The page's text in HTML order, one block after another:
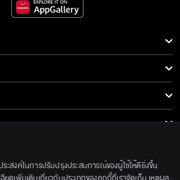
ะสงค์ในการปรับปรุงประสบการณ์ของผู้ใช้ให้ดียิ่งขึ้น